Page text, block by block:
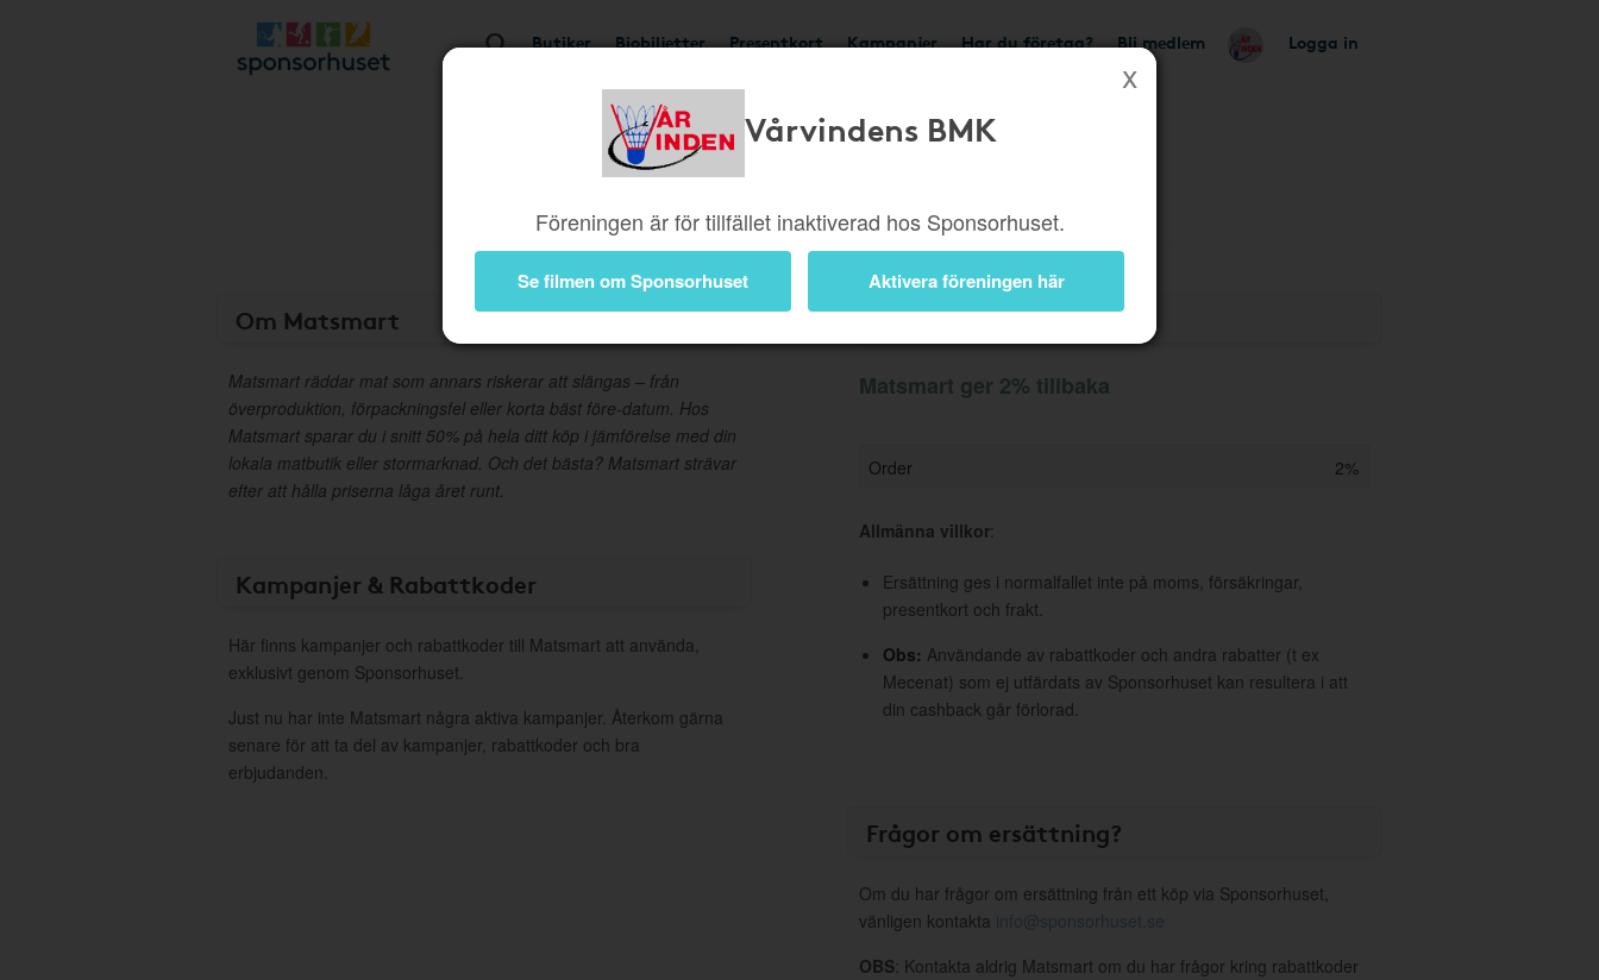
Butiker Biobiljetter Presentkort Kampanjer Har du företag? Bli medlem Logga in
Vårvindens BMK
Föreningen är för tillfället inaktiverad hos Sponsorhuset.
Se filmen om Sponsorhuset Aktivera föreningen här
Om Matsmart
Matsmart räddar mat som annars riskerar att slängas – från
överproduktion, förpackningsfel eller korta bäst före-datum. Hos
Matsmart sparar du i snitt 50% på hela ditt köp i jämförelse med din
lokala matbutik eller stormarknad. Och det bästa? Matsmart strävar
efter att hålla priserna låga året runt.
Kampanjer & Rabattkoder
Här finns kampanjer och rabattkoder till Matsmart att använda,
exklusivt genom Sponsorhuset.
Just nu har inte Matsmart några aktiva kampanjer. Återkom gärna
senare för att ta del av kampanjer, rabattkoder och bra
erbjudanden.
Information
Matsmart ger 2% tillbaka
Order 2%
Allmänna villkor:
Ersättning ges i normalfallet inte på moms, försäkringar,
presentkort och frakt.
Obs: Användande av rabattkoder och andra rabatter (t ex
Mecenat) som ej utfärdats av Sponsorhuset kan resultera i att
din cashback går förlorad.
Frågor om ersättning?
Om du har frågor om ersättning från ett köp via Sponsorhuset,
vänligen kontakta info@sponsorhuset.se
OBS: Kontakta aldrig Matsmart om du har frågor kring rabattkoder